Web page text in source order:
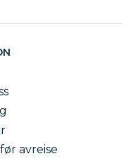
avreise